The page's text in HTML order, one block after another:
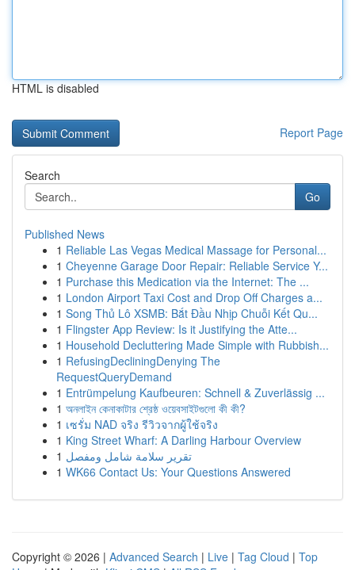
HTML is disabled
Report Page
Search
Go
Published News
1 Reliable Las Vegas Medical Massage for Personal...
1 Cheyenne Garage Door Repair: Reliable Service Y...
1 Purchase this Medication via the Internet: The ...
1 London Airport Taxi Cost and Drop Off Charges a...
1 Song Thủ Lô XSMB: Bắt Đầu Nhịp Chuỗi Kết Qu...
1 Flingster App Review: Is it Justifying the Atte...
1 Household Decluttering Made Simple with Rubbish...
1 RefusingDecliningDenying The
RequestQueryDemand
1 Entrümpelung Kaufbeuren: Schnell & Zuverlässig ...
1 অনলাইন কেনাকাটার শ্রেষ্ঠ ওয়েবসাইটগুলো কী কী?
1 เซรั่ม NAD จริง รีวิวจากผู้ใช้จริง
1 King Street Wharf: A Darling Harbour Overview
1 تقرير سلامة شامل ومفصل
1 WK66 Contact Us: Your Questions Answered
Copyright © 2026 | Advanced Search | Live | Tag Cloud | Top